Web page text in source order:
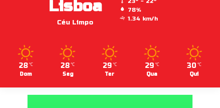
Lisboa
Céu Limpo
78%
1.34 km/h
28 ℃
Dom
28 ℃
Seg
29 ℃
Ter
29 ℃
Qua
30 ℃
Qui